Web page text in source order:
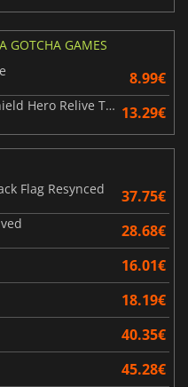
GOTCHA GAMES
8.99€
The Rising of the Shield Hero Relive The Animation 13.29€
Flag Resynced
37.75€
28.68€
16.01€
18.19€
40.35€
45.28€